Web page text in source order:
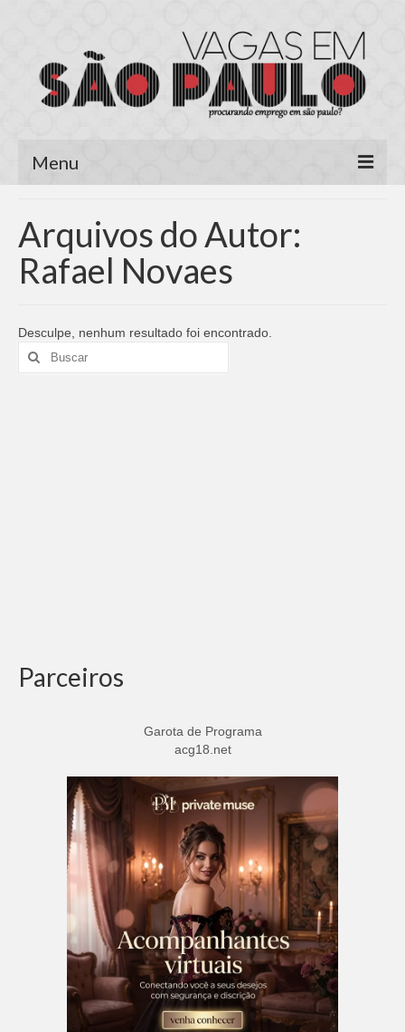
Menu
Área do Candidato
Cadastrar Currículo
Vagas no E-mail
Arquivos do Autor:
Rafael Novaes
Desculpe, nenhum resultado foi encontrado.
Buscar
por:
Parceiros
Garota de Programa
acg18.net